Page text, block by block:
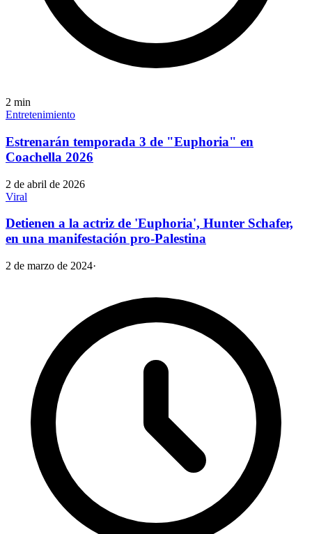
2 min
Entretenimiento
Estrenarán temporada 3 de "Euphoria" en
Coachella 2026
2 de abril de 2026
Viral
Detienen a la actriz de 'Euphoria', Hunter Schafer,
en una manifestación pro-Palestina
2 de marzo de 2024·